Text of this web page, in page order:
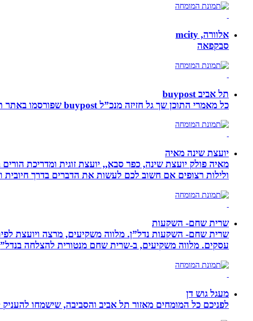
אלוורה, mcity
סבקפאה
תל אביב buypost
כל מאמרי התוכן שך גל חזיזה מנכ”ל buypost שפורסמו באתר תל אביב ברשת mcity
יועצת שינה מאיה
מאיה פולק יועצת שינה, כפר סבא,, יועצת זוגית ומדריכת
ולילות רצופים אם חשוב לכם לעשות את הדברים בדרך
שרית שחם- השקעות
שרית שחם- השקעות נדל”ן. מלווה משקיעים, מרצה ויועצת
עסקים‏. ‏מלווה משקיעים, ב-‏שרית שחם מנטורית להצלחה
מעגל גוש דן
לפניכם כל המומחים מאזור תל אביב והסביבה, שישמחו להעניק